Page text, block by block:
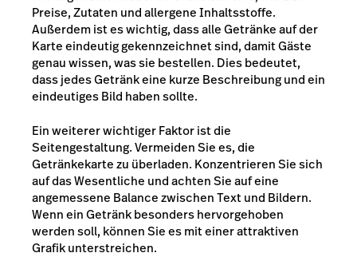
Preise, Zutaten und allergene Inhaltsstoffe.
Außerdem ist es wichtig, dass alle Getränke auf der
Karte eindeutig gekennzeichnet sind, damit Gäste
genau wissen, was sie bestellen. Dies bedeutet,
dass jedes Getränk eine kurze Beschreibung und ein
eindeutiges Bild haben sollte.
Ein weiterer wichtiger Faktor ist die
Seitengestaltung. Vermeiden Sie es, die
Getränkekarte zu überladen. Konzentrieren Sie sich
auf das Wesentliche und achten Sie auf eine
angemessene Balance zwischen Text und Bildern.
Wenn ein Getränk besonders hervorgehoben
werden soll, können Sie es mit einer attraktiven
Grafik unterstreichen.